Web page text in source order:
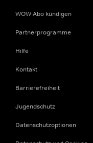
WOW Abo kündigen
Partnerprogramme
Hilfe
Kontakt
Barrierefreiheit
Jugendschutz
Datenschutzoptionen